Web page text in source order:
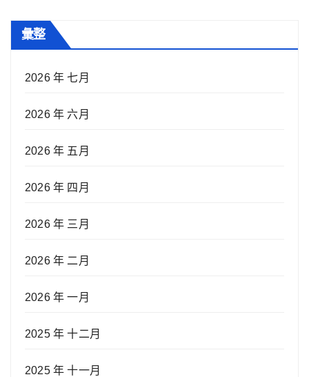
彙整
2026 年 七月
2026 年 六月
2026 年 五月
2026 年 四月
2026 年 三月
2026 年 二月
2026 年 一月
2025 年 十二月
2025 年 十一月